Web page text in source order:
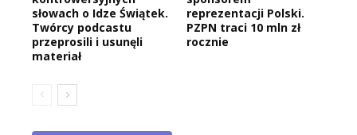
słowach o Idze Świątek.
Twórcy podcastu
przeprosili i usunęli
materiał
reprezentacji Polski.
PZPN traci 10 mln zł
rocznie